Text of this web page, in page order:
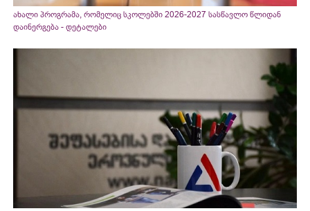
ახალი პროგრამა, რომელიც სკოლებში 2026-2027 სასწავლო წლიდან
დაინერგება - დეტალები